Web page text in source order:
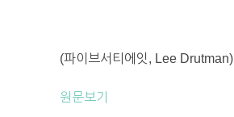
(파이브서티에잇, Lee Drutman)
원문보기